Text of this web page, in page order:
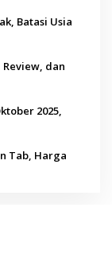
Batasi Usia
Review, dan
2025,
Tab, Harga